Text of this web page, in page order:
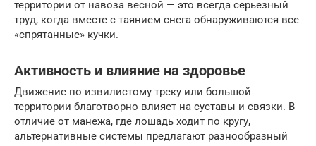
территории от навоза весной — это всегда серьезный
труд, когда вместе с таянием снега обнаруживаются все
«спрятанные» кучки.
Активность и влияние на здоровье
Движение по извилистому треку или большой
территории благотворно влияет на суставы и связки. В
отличие от манежа, где лошадь ходит по кругу,
альтернативные системы предлагают разнообразный